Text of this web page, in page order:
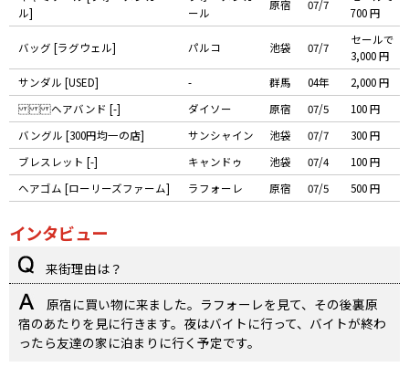
ル]
ール
原宿 07/7
700 円
バッグ [ラグウェル] パルコ 池袋 07/7
セールで
3,000 円
サンダル [USED]
- 群馬 04年
2,000 円
ヘアバンド [-]
ダイソー 原宿 07/5
100 円
バングル [300円均一の店]
サンシャイン 池袋 07/7
300 円
ブレスレット [-]
キャンドゥ 池袋 07/4
100 円
ヘアゴム [ローリーズファーム]
ラフォーレ 原宿 07/5 500 円
インタビュー
来街理由は？
原宿に買い物に来ました。ラフォーレを見て、その後裏原
宿のあたりを見に行きます。夜はバイトに行って、バイトが終わ
ったら友達の家に泊まりに行く予定です。